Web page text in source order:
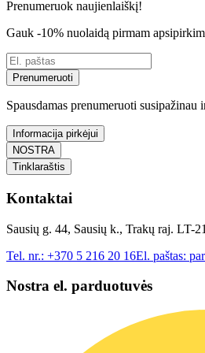
Prenumeruok naujienlaiškį!
Gauk -10% nuolaidą pirmam
Prenumeruoti
Spausdamas prenumeruoti susipažinau
Informacija pirkėjui
NOSTRA
Tinklaraštis
Kontaktai
Sausių g. 44, Sausių k., Trakų raj. LT-
Tel. nr.: +370 5 216 20 16El. paštas:
Nostra el. parduotuvės